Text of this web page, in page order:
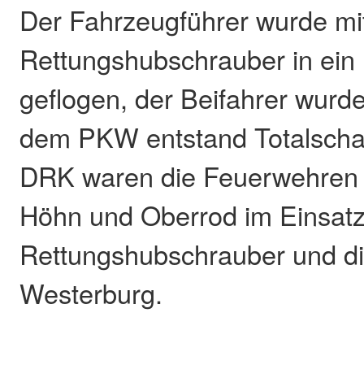
Der Fahrzeugführer wurde
Rettungshubschrauber in
geflogen, der Beifahrer
dem PKW entstand
DRK waren die
Höhn und Oberrod im
Rettungshubschrauber und
Westerburg.